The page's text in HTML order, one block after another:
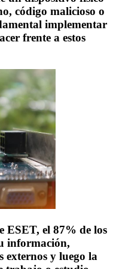
código malicioso o
implementar
frente a estos
ESET, el 87% de los
información,
externos y luego la